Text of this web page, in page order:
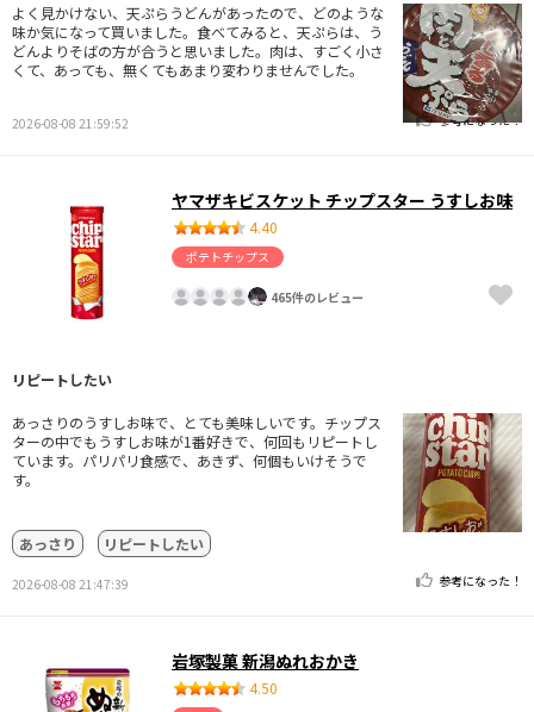
よく見かけない、天ぷらうどんがあったので、どのような
味か気になって買いました。食べてみると、天ぷらは、う
どんよりそばの方が合うと思いました。肉は、すごく小さ
くて、あっても、無くてもあまり変わりませんでした。
2026-08-08 21:59:52 参考になった！
ヤマザキビスケット チップスター うすしお味
4.40
ポテトチップス
465件のレビュー
リピートしたい
あっさりのうすしお味で、とても美味しいです。チップス
ターの中でもうすしお味が1番好きで、何回もリピートし
ています。パリパリ食感で、あきず、何個もいけそうで
す。
あっさり リピートしたい
2026-08-08 21:47:39 参考になった！
岩塚製菓 新潟ぬれおかき
4.50